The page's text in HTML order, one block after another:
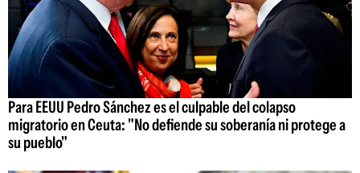
Para EEUU Pedro Sánchez es el culpable del colapso
migratorio en Ceuta: "No defiende su soberanía ni protege a
su pueblo"